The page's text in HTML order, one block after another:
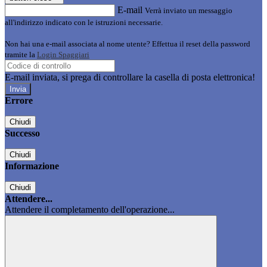
E-mail Verrà inviato un messaggio
all'indirizzo indicato con le istruzioni necessarie.
Non hai una e-mail associata al nome utente? Effettua il reset della password
tramite la Login Spaggiari
E-mail inviata, si prega di controllare la casella di posta elettronica!
Errore
Chiudi
Successo
Chiudi
Informazione
Chiudi
Attendere...
Attendere il completamento dell'operazione...